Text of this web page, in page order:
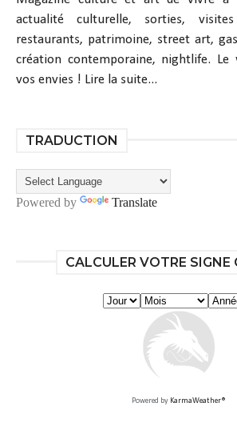
actualité culturelle, sorties,
restaurants, patrimoine, street art,
création contemporaine, nightlife. Le
vos envies ! Lire la suite...
TRADUCTION
Powered by Translate
CALCULER VOTRE SIGNE
Powered by KarmaWeather®